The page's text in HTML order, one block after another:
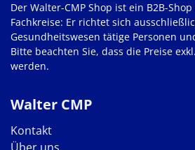
Walter CMP
Kontakt
Der Walter-CMP Shop ist ein B2B-
Fachkreise: Er richtet sich
Gesundheitswesen tätige Personen
Bitte beachten Sie, dass die Preise
werden.